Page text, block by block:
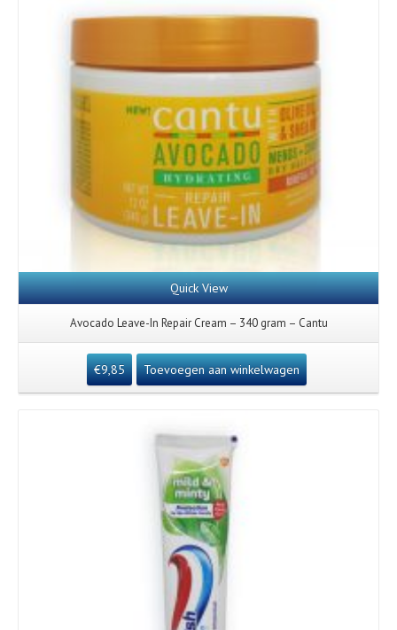
Quick View
Avocado Leave-In Repair Cream – 340 gram – Cantu
€9,85 Toevoegen aan winkelwagen
Details